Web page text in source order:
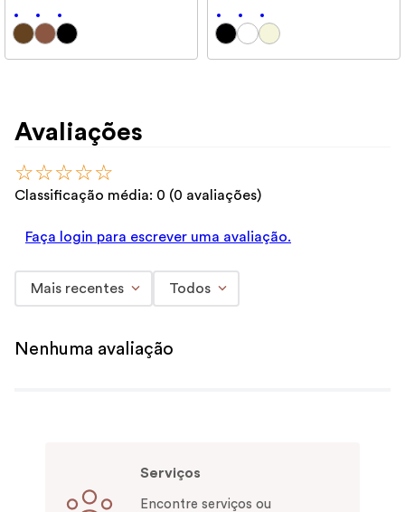
Avaliações
☆☆☆☆☆
Classificação média: 0 (0 avaliações)
Faça login para escrever uma avaliação.
Mais recentes Todos
Nenhuma avaliação
Serviços
Encontre serviços ou